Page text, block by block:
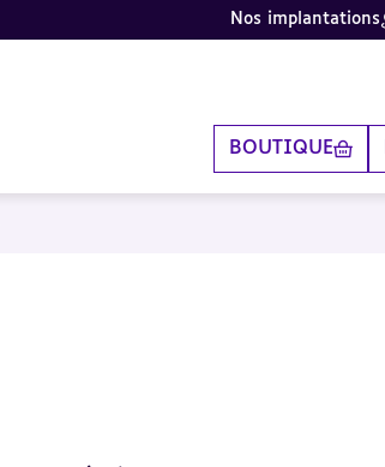
Nos implantations
BOUTIQUE